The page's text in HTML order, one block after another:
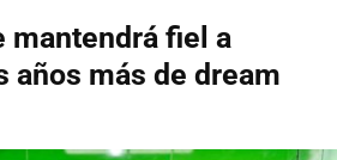
mantendrá fiel a
años más de dream